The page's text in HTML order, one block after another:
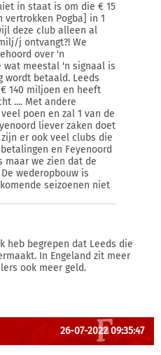
in staat is om die € 15
Pogba] in 1
deze club alleen al
j ontvangt?! We
over 'n
wat meestal 'n signaal is
wordt betaald. Leeds
140 miljoen en heeft
.... Met andere
poen en zal 1 van de
liever zaken doet
er ook veel clubs die
en Feyenoord
maar we zien dat de
wederopbouw is
seizoenen niet
heb begrepen dat Leeds die
In Engeland zit meer
ook meer geld.
26-07-2022 09:35:47